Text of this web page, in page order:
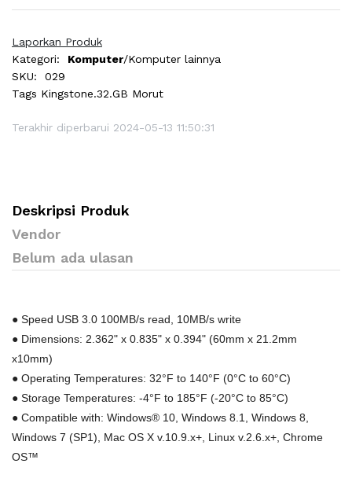
Laporkan Produk
Kategori:
Komputer/Komputer lainnya
SKU:
029
Tags Kingstone.32.GB Morut
Terakhir diperbarui 2024-05-13 11:50:31
Deskripsi Produk
Vendor
Belum ada ulasan
● Speed USB 3.0 100MB/s read, 10MB/s write
● Dimensions: 2.362" x 0.835" x 0.394" (60mm x 21.2mm
x10mm)
● Operating Temperatures: 32°F to 140°F (0°C to 60°C)
● Storage Temperatures: -4°F to 185°F (-20°C to 85°C)
● Compatible with: Windows® 10, Windows 8.1, Windows 8,
Windows 7 (SP1), Mac OS X v.10.9.x+, Linux v.2.6.x+, Chrome
OS™